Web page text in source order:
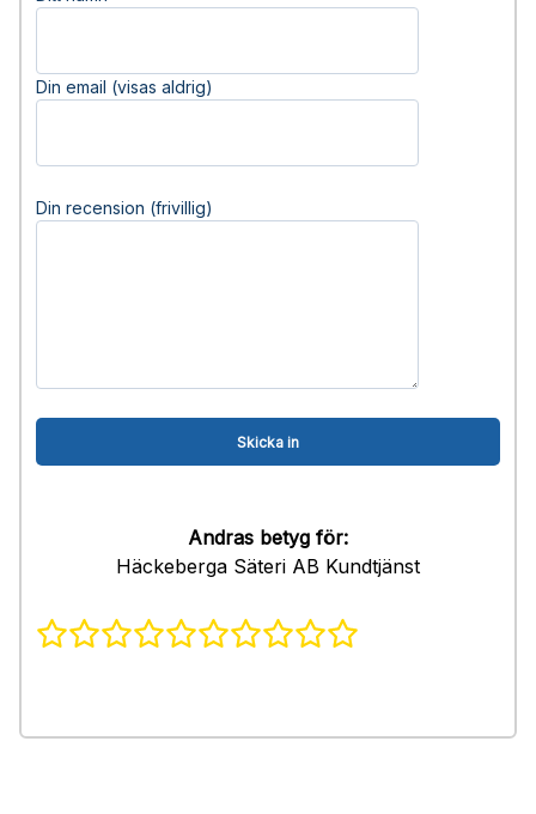
Din email (visas aldrig)
Din recension (frivillig)
Andras betyg för:
Häckeberga Säteri AB Kundtjänst